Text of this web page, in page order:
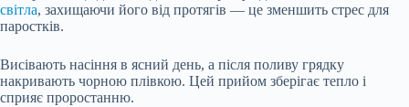
світла, захищаючи його від протягів — це зменшить стрес для
паростків.
Висівають насіння в ясний день, а після поливу грядку
накривають чорною плівкою. Цей прийом зберігає тепло і
сприяє проростанню.